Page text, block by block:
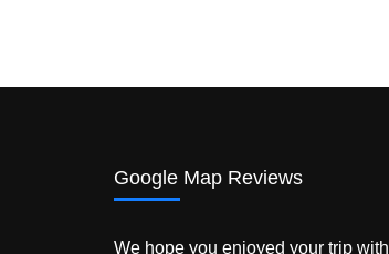
Google Map Reviews
We hope you enjoyed your trip with